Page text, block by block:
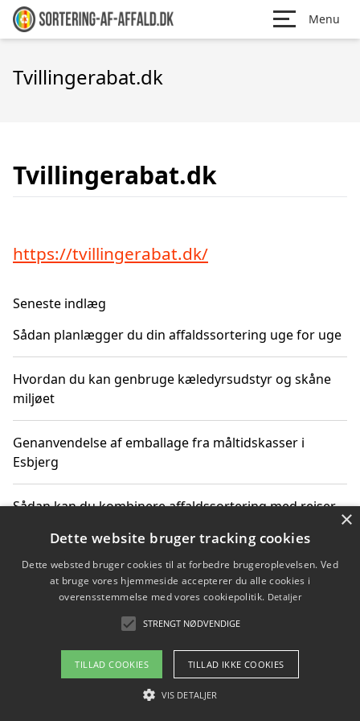
Menu
Tvillingerabat.dk
Tvillingerabat.dk
https://tvillingerabat.dk/
Seneste indlæg
Sådan planlægger du din affaldssortering uge for uge
Hvordan du kan genbruge kæledyrsudstyr og skåne
miljøet
Genanvendelse af emballage fra måltidskasser i
Esbjerg
Sådan kan du kombinere affaldssortering med rejser
Hvordan affaldssortering kan bidrage til co2 reduktion
Om / kontakt
Blog Betingelser
×
Dette website bruger tracking cookies
Dette websted bruger cookies til at forbedre brugeroplevelsen. Ved
at bruge vores hjemmeside accepterer du alle cookies i
overensstemmelse med vores cookiepolitik. Detaljer
STRENGT NØDVENDIGE
TILLAD COOKIES TILLAD IKKE COOKIES
VIS DETALJER